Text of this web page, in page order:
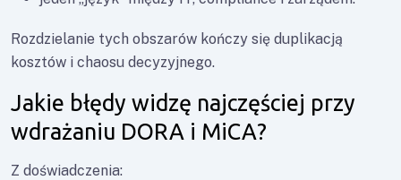
Rozdzielanie tych obszarów kończy się duplikacją
kosztów i chaosu decyzyjnego.
Jakie błędy widzę najczęściej przy
wdrażaniu DORA i MiCA?
Z doświadczenia: